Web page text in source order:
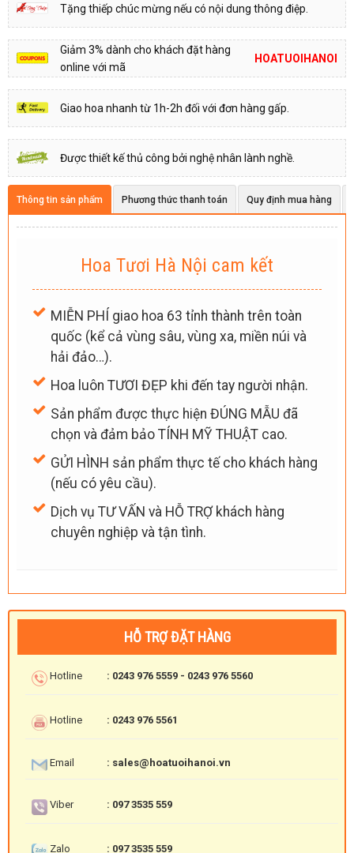
Tặng thiếp chúc mừng nếu có nội dung thông điệp.
Giảm 3% dành cho khách đặt hàng
online với mã
HOATUOIHANOI
Giao hoa nhanh từ 1h-2h đối với đơn hàng gấp.
Được thiết kế thủ công bởi nghệ nhân lành nghề.
Thông tin sản phẩm Phương thức thanh toán Quy định mua hàng
Hoa Tươi Hà Nội cam kết
MIỄN PHÍ giao hoa 63 tỉnh thành trên toàn
quốc (kể cả vùng sâu, vùng xa, miền núi và
hải đảo…).
Hoa luôn TƯƠI ĐẸP khi đến tay người nhận.
Sản phẩm được thực hiện ĐÚNG MẪU đã
chọn và đảm bảo TÍNH MỸ THUẬT cao.
GỬI HÌNH sản phẩm thực tế cho khách hàng
(nếu có yêu cầu).
Dịch vụ TƯ VẤN và HỖ TRỢ khách hàng
chuyên nghiệp và tận tình.
HỖ TRỢ ĐẶT HÀNG
Hotline : 0243 976 5559 - 0243 976 5560
Hotline : 0243 976 5561
Email : sales@hoatuoihanoi.vn
Viber : 097 3535 559
Zalo : 097 3535 559